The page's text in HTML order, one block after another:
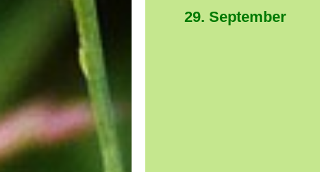
29. September